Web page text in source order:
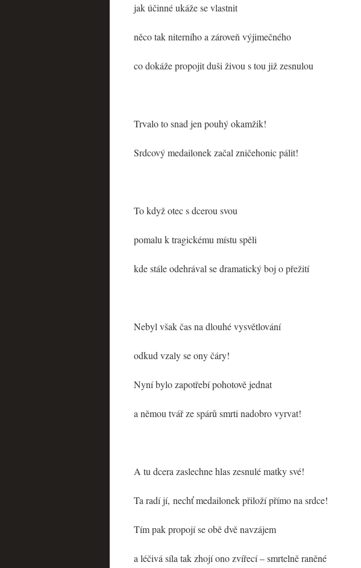
jak účinné ukáže se vlastnit
něco tak niterního a zároveň výjimečného
co dokáže propojit duši živou s tou již zesnulou
Trvalo to snad jen pouhý okamžik!
Srdcový medailonek začal zničehonic pálit!
To když otec s dcerou svou
pomalu k tragickému místu spěli
kde stále odehrával se dramatický boj o přežití
Nebyl však čas na dlouhé vysvětlování
odkud vzaly se ony čáry!
Nyní bylo zapotřebí pohotově jednat
a němou tvář ze spárů smrti nadobro vyrvat!
A tu dcera zaslechne hlas zesnulé matky své!
Ta radí jí, nechť medailonek přiloží přímo na srdce!
Tím pak propojí se obě dvě navzájem
a léčivá síla tak zhojí ono zvířecí – smrtelně raněné